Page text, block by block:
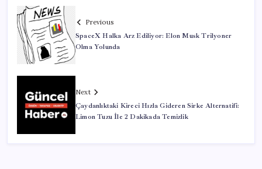
Previous
SpaceX Halka Arz Ediliyor: Elon Musk Trilyoner
Olma Yolunda
Next
Çaydanlıktaki Kireci Hızla Gideren Sirke Alternatifi:
Limon Tuzu İle 2 Dakikada Temizlik